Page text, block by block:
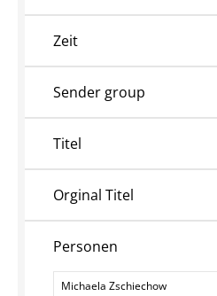
Zeit
Sender group
Titel
Orginal Titel
Personen
Personen